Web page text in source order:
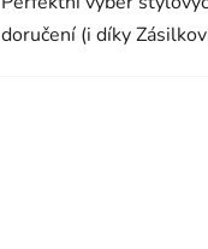
doručení (i díky